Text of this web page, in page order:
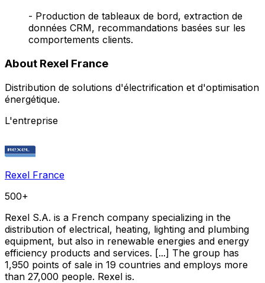
- Production de tableaux de bord, extraction de
données CRM, recommandations basées sur les
comportements clients.
About Rexel France
Distribution de solutions d'électrification et d'optimisation
énergétique.
L'entreprise
Rexel France
500+
Rexel S.A. is a French company specializing in the
distribution of electrical, heating, lighting and plumbing
equipment, but also in renewable energies and energy
efficiency products and services. [...] The group has
1,950 points of sale in 19 countries and employs more
than 27,000 people. Rexel is.